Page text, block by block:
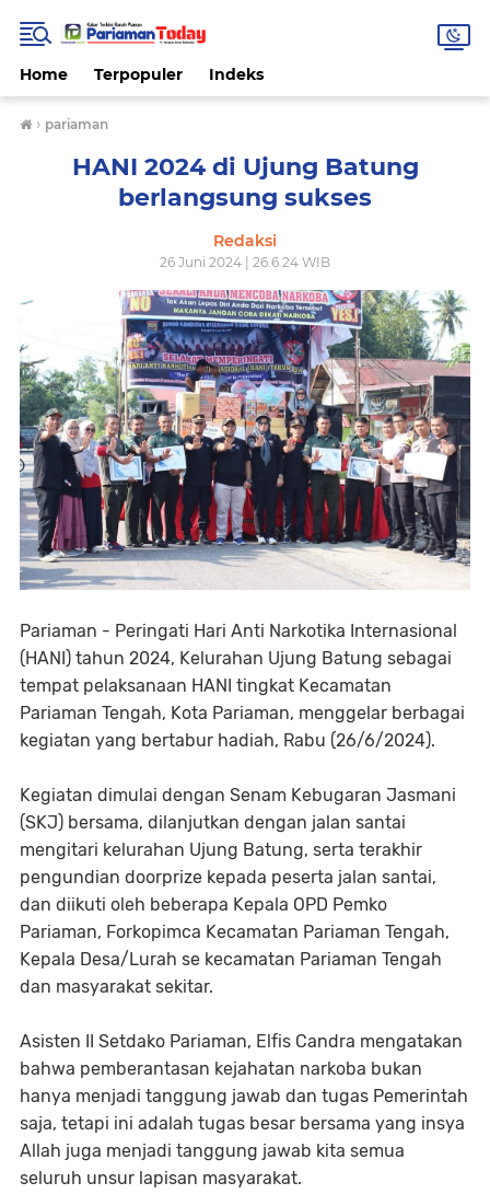
Home Terpopuler Indeks
› pariaman
HANI 2024 di Ujung Batung
berlangsung sukses
Redaksi
26 Juni 2024 | 26.6.24 WIB
Pariaman - Peringati Hari Anti Narkotika Internasional
(HANI) tahun 2024, Kelurahan Ujung Batung sebagai
tempat pelaksanaan HANI tingkat Kecamatan
Pariaman Tengah, Kota Pariaman, menggelar berbagai
kegiatan yang bertabur hadiah, Rabu (26/6/2024).
Kegiatan dimulai dengan Senam Kebugaran Jasmani
(SKJ) bersama, dilanjutkan dengan jalan santai
mengitari kelurahan Ujung Batung, serta terakhir
pengundian doorprize kepada peserta jalan santai,
dan diikuti oleh beberapa Kepala OPD Pemko
Pariaman, Forkopimca Kecamatan Pariaman Tengah,
Kepala Desa/Lurah se kecamatan Pariaman Tengah
dan masyarakat sekitar.
Asisten II Setdako Pariaman, Elfis Candra mengatakan
bahwa pemberantasan kejahatan narkoba bukan
hanya menjadi tanggung jawab dan tugas Pemerintah
saja, tetapi ini adalah tugas besar bersama yang insya
Allah juga menjadi tanggung jawab kita semua
seluruh unsur lapisan masyarakat.